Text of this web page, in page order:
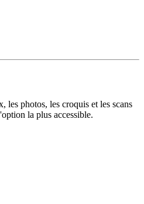
les photos, les croquis et les scans
la plus accessible.